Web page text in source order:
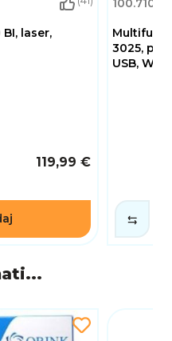
laser,
119,99 €
3025,
USB,